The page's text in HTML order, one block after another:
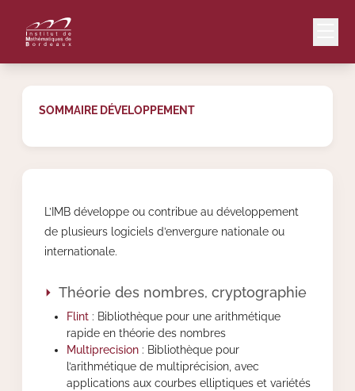
Recherche
SOMMAIRE DÉVELOPPEMENT
L’IMB développe ou contribue au développement
de plusieurs logiciels d’envergure nationale ou
internationale.
Théorie des nombres, cryptographie
Flint : Bibliothèque pour une arithmétique
rapide en théorie des nombres
Multiprecision : Bibliothèque pour
l’arithmétique de multiprécision, avec
applications aux courbes elliptiques et variétés